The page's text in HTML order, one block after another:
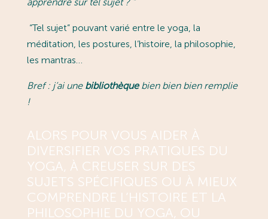
“Tel sujet” pouvant varié entre le yoga, la
méditation, les postures, l’histoire, la philosophie,
les mantras…
Bref : j’ai une bibliothèquebien bien bien remplie
!
ALORS POUR VOUS AIDER À
DIVERSIFIER VOS PRATIQUES DU
YOGA, À CREUSER SUR DES
SUJETS SPÉCIFIQUES OU À MIEUX
COMPRENDRE L’HISTOIRE ET LA
PHILOSOPHIE DU YOGA, OU